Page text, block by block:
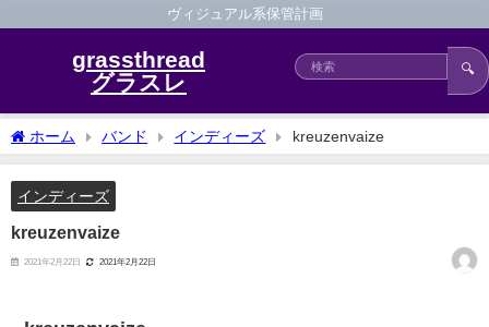
ヴィジュアル系保管計画
grassthread
グラスレ
🔍
ホーム バンド インディーズ kreuzenvaize
インディーズ
kreuzenvaize
2021年2月22日 2021年2月22日